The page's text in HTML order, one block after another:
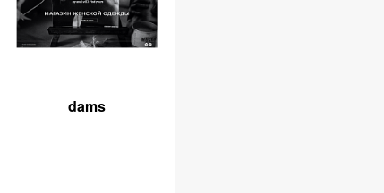
dams